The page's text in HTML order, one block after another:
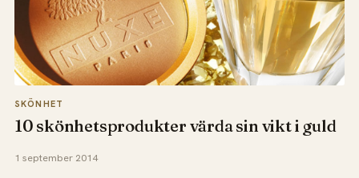
SKÖNHET
10 skönhetsprodukter värda sin vikt i guld
1 september 2014